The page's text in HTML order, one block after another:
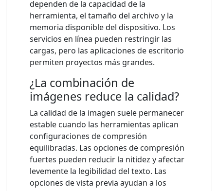
dependen de la capacidad de la
herramienta, el tamaño del archivo y la
memoria disponible del dispositivo. Los
servicios en línea pueden restringir las
cargas, pero las aplicaciones de escritorio
permiten proyectos más grandes.
¿La combinación de
imágenes reduce la calidad?
La calidad de la imagen suele permanecer
estable cuando las herramientas aplican
configuraciones de compresión
equilibradas. Las opciones de compresión
fuertes pueden reducir la nitidez y afectar
levemente la legibilidad del texto. Las
opciones de vista previa ayudan a los